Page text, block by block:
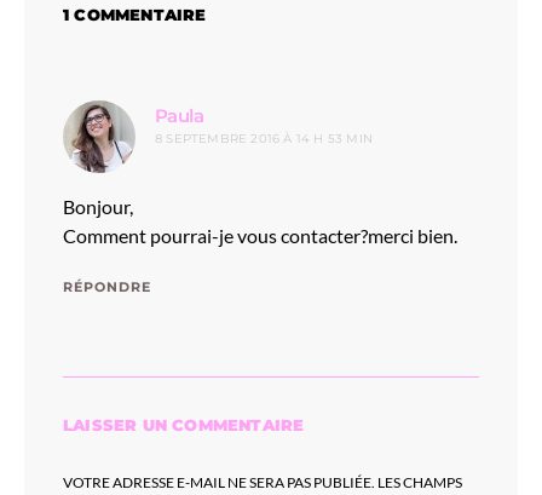
1 COMMENTAIRE
Paula
8 SEPTEMBRE 2016 À 14 H 53 MIN
Bonjour,
Comment pourrai-je vous contacter?merci bien.
RÉPONDRE
LAISSER UN COMMENTAIRE
VOTRE ADRESSE E-MAIL NE SERA PAS PUBLIÉE. LES CHAMPS